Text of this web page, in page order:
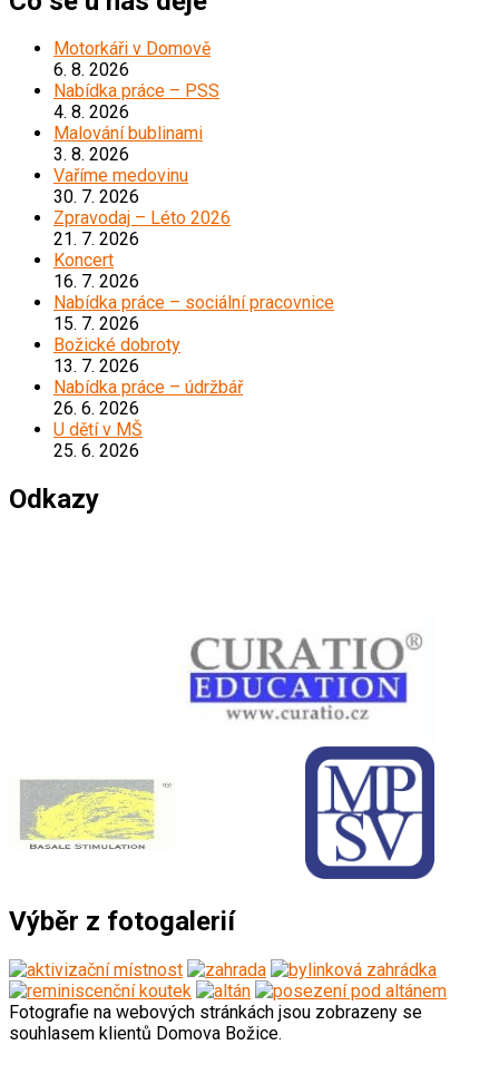
Motorkáři v Domově
6. 8. 2026
Nabídka práce – PSS
4. 8. 2026
Malování bublinami
3. 8. 2026
Vaříme medovinu
30. 7. 2026
Zpravodaj – Léto 2026
21. 7. 2026
Koncert
16. 7. 2026
Nabídka práce – sociální pracovnice
15. 7. 2026
Božické dobroty
13. 7. 2026
Nabídka práce – údržbář
26. 6. 2026
U dětí v MŠ
25. 6. 2026
Odkazy
Výběr z fotogalerií
Fotografie na webových stránkách jsou zobrazeny se
souhlasem klientů Domova Božice.